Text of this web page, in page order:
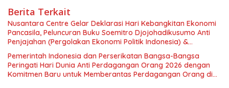
Berita Terkait
Nusantara Centre Gelar Deklarasi Hari Kebangkitan Ekonomi
Pancasila, Peluncuran Buku Soemitro Djojohadikusumo Anti
Penjajahan (Pergolakan Ekonomi Politik Indonesia) &
Simposium Nasional “Urgensi Undang-Undang Perekonomian
Nasional dan Kesejahteraan Sosial dalam Menata Bangsa
Menuju Indonesia Emas 2045”,
Pemerintah Indonesia dan Perserikatan Bangsa-Bangsa
Peringati Hari Dunia Anti Perdagangan Orang 2026 dengan
Komitmen Baru untuk Memberantas Perdagangan Orang di